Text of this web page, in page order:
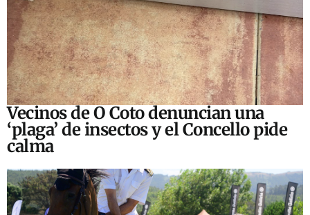
Vecinos de O Coto denuncian una
‘plaga’ de insectos y el Concello pide
calma